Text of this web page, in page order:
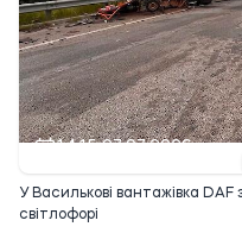
14:15 07.07.2026
У Василькові вантажівка
світлофорі